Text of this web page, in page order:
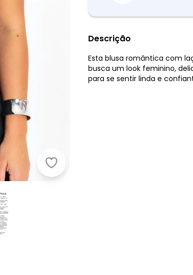
Marguerite - Blusa Preta em Malha
Descrição
Esta blusa romântica com
busca um look feminino,
para se sentir linda e